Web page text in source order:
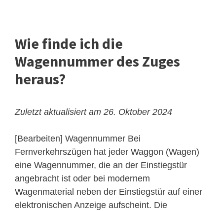
Wie finde ich die
Wagennummer des Zuges
heraus?
Zuletzt aktualisiert am 26. Oktober 2024
[Bearbeiten] Wagennummer Bei
Fernverkehrszügen hat jeder Waggon (Wagen)
eine Wagennummer, die an der Einstiegstür
angebracht ist oder bei modernem
Wagenmaterial neben der Einstiegstür auf einer
elektronischen Anzeige aufscheint. Die